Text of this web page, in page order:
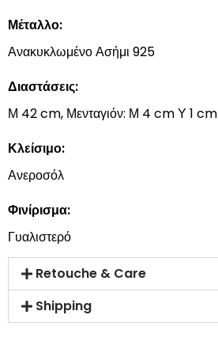
Μέταλλο:
Ανακυκλωμένο Ασήμι 925
Διαστάσεις:
Μ 42 cm, Μενταγιόν: Μ 4 cm Υ 1 cm
Κλείσιμο:
Ανεροσόλ
Φινίρισμα:
Γυαλιστερό
Retouche & Care
Shipping